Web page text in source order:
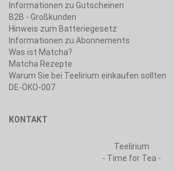
Informationen zu Gutscheinen
B2B - Großkunden
Hinweis zum Batteriegesetz
Informationen zu Abonnements
Was ist Matcha?
Matcha Rezepte
Warum Sie bei Teelirium einkaufen sollten
DE-ÖKO-007
KONTAKT
Teelirium
- Time for Tea -